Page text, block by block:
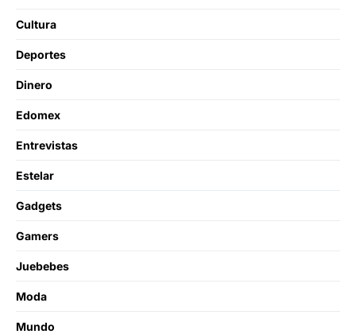
Cultura
Deportes
Dinero
Edomex
Entrevistas
Estelar
Gadgets
Gamers
Juebebes
Moda
Mundo